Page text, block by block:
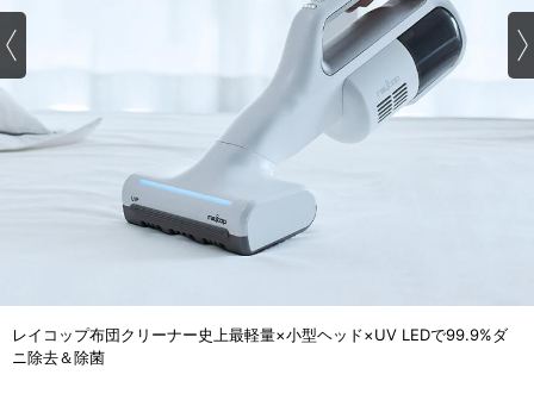
レイコップ布団クリーナー史上最軽量×小型ヘッド×UV LEDで99.9%ダ
ニ除去＆除菌